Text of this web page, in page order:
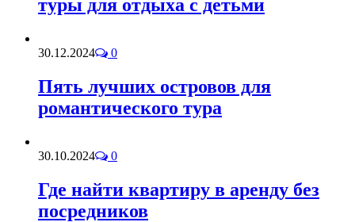
туры для отдыха с детьми
30.12.2024 0
Пять лучших островов для
романтического тура
30.10.2024 0
Где найти квартиру в аренду без
посредников